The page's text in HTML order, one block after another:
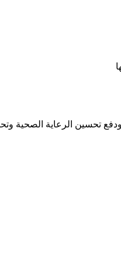
تحسين الرعاية الصحية